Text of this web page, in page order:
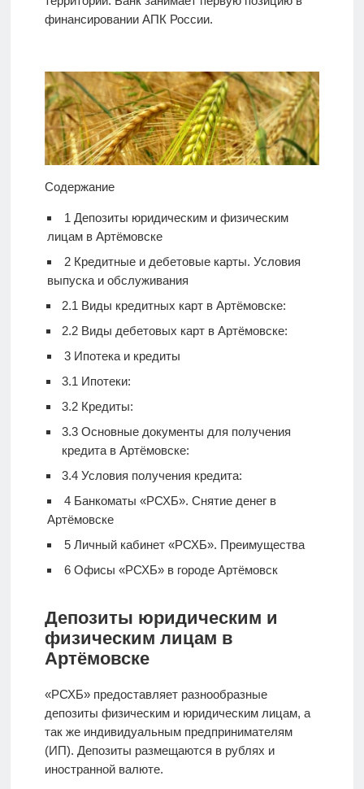
финансировании АПК России.
Содержание
1 Депозиты юридическим и физическим
лицам в Артёмовске
2Кредитные и дебетовые карты. Условия
выпуска и обслуживания
2.1 Виды кредитных карт в Артёмовске:
2.2Виды дебетовых карт в Артёмовске:
3Ипотека и кредиты
3.1 Ипотеки:
3.2Кредиты:
3.3Основные документы для получения
кредита в Артёмовске:
3.4Условия получения кредита:
4Банкоматы «РСХБ». Снятие денег в
Артёмовске
5Личный кабинет «РСХБ». Преимущества
6Офисы «РСХБ» в городе Артёмовск
Депозиты юридическим и
физическим лицам в
Артёмовске
«РСХБ» предоставляет разнообразные
депозиты физическим и юридическим лицам, а
так же индивидуальным предпринимателям
(ИП). Депозиты размещаются в рублях и
иностранной валюте.